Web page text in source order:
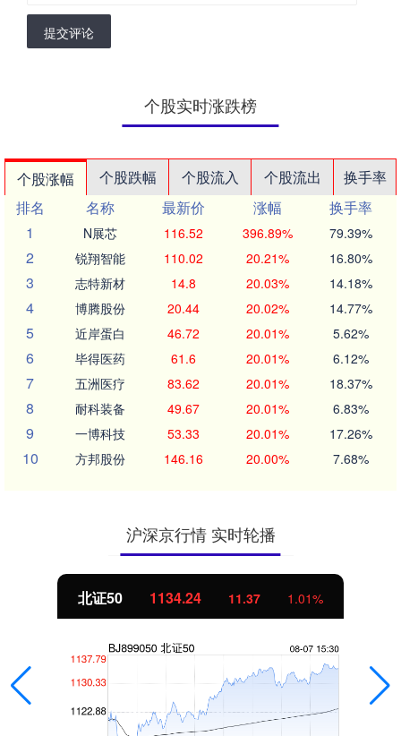
提交评论
个股实时涨跌榜
个股涨幅 个股跌幅 个股流入 个股流出
换手率
排名
名称 最新价 涨幅
换手率
1
N展芯 116.52 396.89% 79.39%
2 锐翔智能 110.02 20.21% 16.80%
3 志特新材 14.8 20.03% 14.18%
4 博腾股份 20.44 20.02% 14.77%
5 近岸蛋白 46.72 20.01% 5.62%
6 毕得医药 61.6 20.01% 6.12%
7 五洲医疗 83.62 20.01% 18.37%
8 耐科装备 49.67 20.01% 6.83%
9 一博科技 53.33 20.01% 17.26%
10 方邦股份 146.16 20.00% 7.68%
沪深京行情 实时轮播
北证50 1134.24 11.37 1.01%